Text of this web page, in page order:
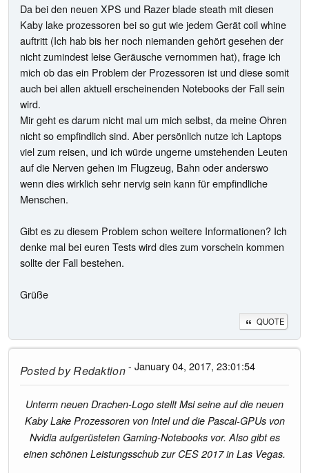
Da bei den neuen XPS und Razer blade steath mit diesen
Kaby lake prozessoren bei so gut wie jedem Gerät coil whine
auftritt (Ich hab bis her noch niemanden gehört gesehen der
nicht zumindest leise Geräusche vernommen hat), frage ich
mich ob das ein Problem der Prozessoren ist und diese somit
auch bei allen aktuell erscheinenden Notebooks der Fall sein
wird.
Mir geht es darum nicht mal um mich selbst, da meine Ohren
nicht so empfindlich sind. Aber persönlich nutze ich Laptops
viel zum reisen, und ich würde ungerne umstehenden Leuten
auf die Nerven gehen im Flugzeug, Bahn oder anderswo
wenn dies wirklich sehr nervig sein kann für empfindliche
Menschen.
Gibt es zu diesem Problem schon weitere Informationen? Ich
denke mal bei euren Tests wird dies zum vorschein kommen
sollte der Fall bestehen.
Grüße
QUOTE
Posted byRedaktion- January 04, 2017, 23:01:54
Unterm neuen Drachen-Logo stellt Msi seine auf die neuen
Kaby Lake Prozessoren von Intel und die Pascal-GPUs von
Nvidia aufgerüsteten Gaming-Notebooks vor. Also gibt es
einen schönen Leistungsschub zur CES 2017 in Las Vegas.